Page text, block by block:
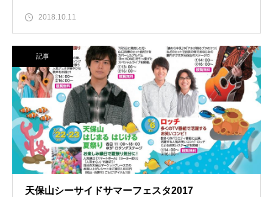
2018.10.11
記事
天保山シーサイドサマーフェスタ2017